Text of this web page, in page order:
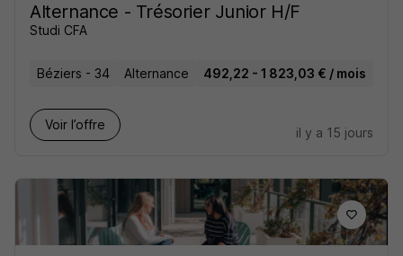
Alternance - Trésorier Junior H/F
Studi CFA
Béziers - 34 Alternance 492,22 - 1 823,03 € / mois
Voir l’offre
il y a 15 jours